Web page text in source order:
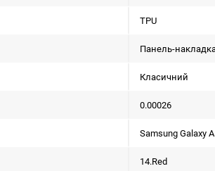
TPU
Панель-
Класичний
0.00026
Samsung Galaxy
14.Red